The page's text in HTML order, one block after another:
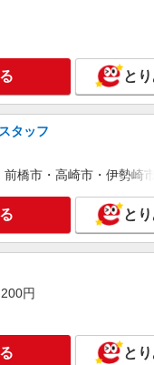
）★ ゜・。○。・゜+゜・詳
au】人気機種に詳しくな
時給1500円〜1900円（経
業代支給 ★交通費別途支給（
゜・。○。・゜+゜・。○。
給(規定有) お友達を紹介頂くと, インセンテ
）★ ゜・。○。・゜+゜・。○
詳
ソフトバンク】の店舗スタ
時給1600円〜1700円（経
業代支給 ★交通費別途支給
゜・。○。・゜+゜・。○。
(規定有) お友達を紹介頂くと, インセンテ
愛知県安城市のsoftbankシ
と
タッフ
前橋市・高崎市・伊勢崎
と
円
と